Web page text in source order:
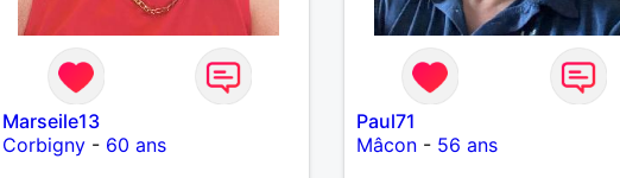
Marseile13
Corbigny- 60 ans
Paul71
Mâcon - 56 ans